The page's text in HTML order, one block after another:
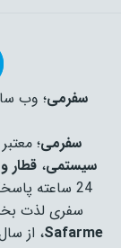
سفرمی؛ وب
سفرمی؛
سیستمی،قطار
24 ساعته
سفری لذت
Safarme